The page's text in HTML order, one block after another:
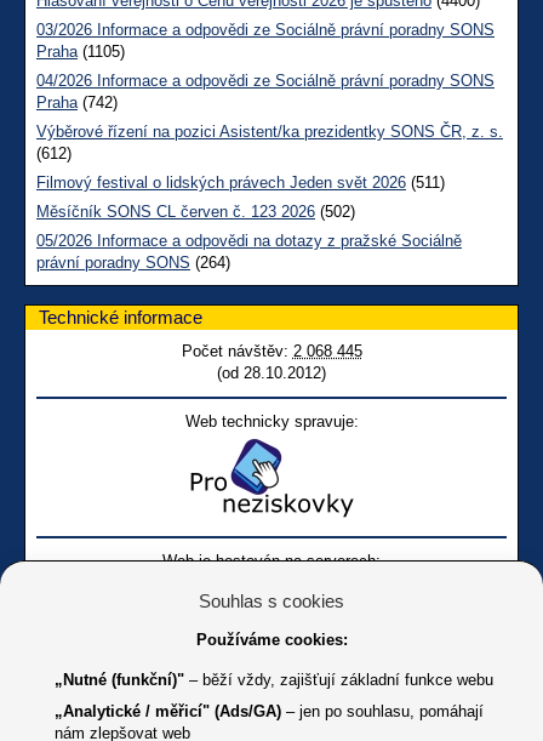
03/2026 Informace a odpovědi ze Sociálně právní poradny SONS
Praha(1105)
04/2026 Informace a odpovědi ze Sociálně právní poradny SONS
Praha(742)
Výběrové řízení na pozici Asistent/ka prezidentky SONS ČR, z. s.
(612)
Filmový festival o lidských právech Jeden svět 2026 (511)
Měsíčník SONS CL červen č. 123 2026 (502)
05/2026 Informace a odpovědi na dotazy z pražské Sociálně
právní poradny SONS (264)
Technické informace
Počet návštěv: 2 068 445
(od 28.10.2012)
Web technicky spravuje:
Web je hostován na serverech:
Souhlas s cookies
Používáme cookies:
„Nutné (funkční)" – běží vždy, zajišťují základní funkce webu
„Analytické / měřicí" (Ads/GA) – jen po souhlasu, pomáhají
nám zlepšovat web